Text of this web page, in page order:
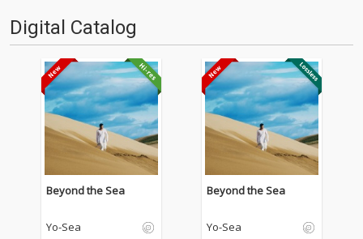
Digital Catalog
Beyond the Sea
Yo-Sea
Beyond the Sea
Yo-Sea